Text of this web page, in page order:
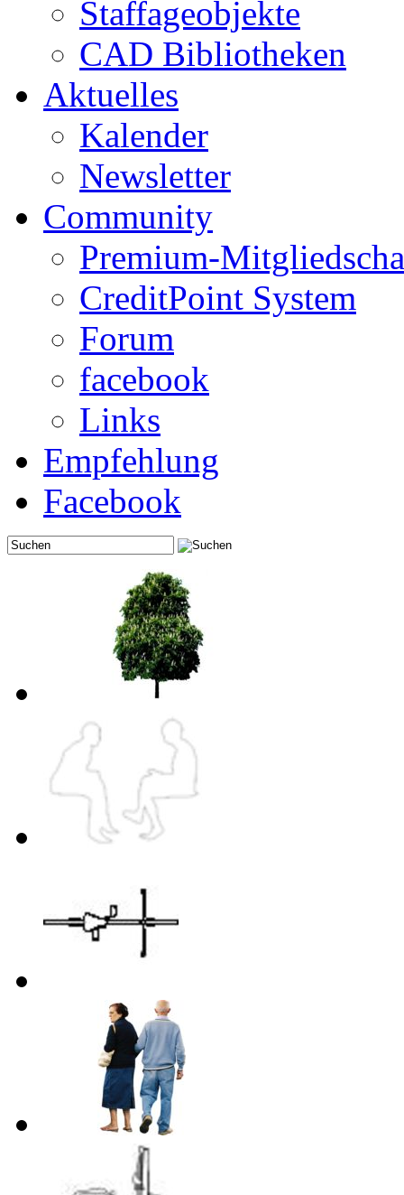
Staffageobjekte
CAD Bibliotheken
Aktuelles
Kalender
Newsletter
Community
Premium-
CreditPoint System
Forum
facebook
Links
Empfehlung
Facebook